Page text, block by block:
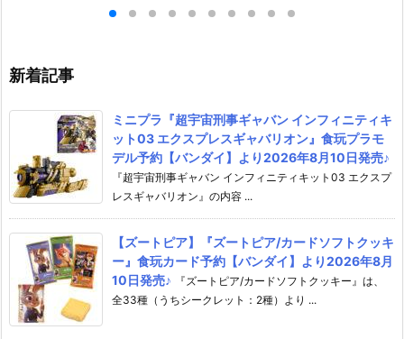
約【フリーイング】より2026
新着記事
ミニプラ『超宇宙刑事ギャバン インフィニティキ
ット03 エクスプレスギャバリオン』食玩プラモ
デル予約【バンダイ】より2026年8月10日発売♪
『超宇宙刑事ギャバン インフィニティキット03 エクスプ
レスギャバリオン』の内容 ...
【ズートピア】『ズートピア/カードソフトクッキ
ー』食玩カード予約【バンダイ】より2026年8月
10日発売♪
『ズートピア/カードソフトクッキー』は、
全33種（うちシークレット：2種）より ...